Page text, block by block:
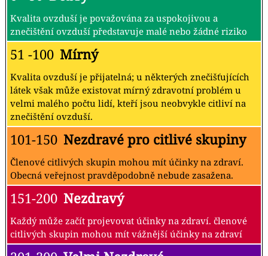
Kvalita ovzduší je považována za uspokojivou a
znečištění ovzduší představuje malé nebo žádné riziko
51 -100 Mírný
Kvalita ovzduší je přijatelná; u některých znečišťujících
látek však může existovat mírný zdravotní problém u
velmi malého počtu lidí, kteří jsou neobvykle citliví na
znečištění ovzduší.
101-150 Nezdravé pro citlivé skupiny
Členové citlivých skupin mohou mít účinky na zdraví.
Obecná veřejnost pravděpodobně nebude zasažena.
151-200 Nezdravý
Každý může začít projevovat účinky na zdraví. členové
citlivých skupin mohou mít vážnější účinky na zdraví